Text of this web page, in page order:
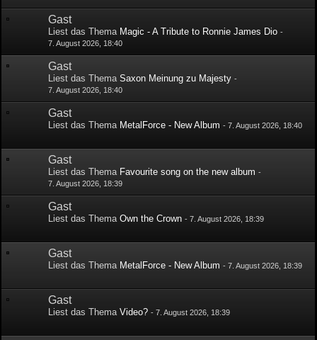
Gast
Liest das Thema Magic - A Tribute to Ronnie James Dio -
7. August 2026, 18:40
Gast
Liest das ThemaSaxon Meinung zu Majesty -
7. August 2026, 18:40
Gast
Liest das Thema MetalForce - New Album -7. August 2026, 18:40
Gast
Liest das Thema Favourite song on the new album -
7. August 2026, 18:39
Gast
Liest das ThemaOwn the Crown -7. August 2026, 18:39
Gast
Liest das Thema MetalForce - New Album -7. August 2026, 18:39
Gast
Liest das ThemaVideo? -7. August 2026, 18:39